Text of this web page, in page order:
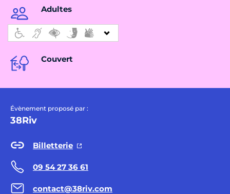
Adultes
Couvert
Évènement proposé par :
38Riv
Billetterie
09 54 27 36 61
contact@38riv.com